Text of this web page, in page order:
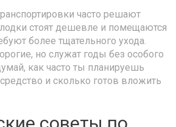
часто решают
стоят дешевле и помещаются
более тщательного ухода.
но служат годы без особого
как часто ты планируешь
и сколько готов вложить